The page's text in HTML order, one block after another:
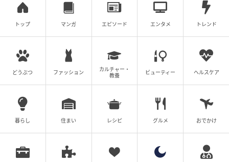
クリエイター情報
ベビーカレンダーは妊娠・出産・育児の情報サイト
です。みんなのクチコミや体験談から産婦人科検
索、おでかけ情報、離乳食レシピまで。月間利用者1
000万人以上。
の記事をもっとみる
トップ マンガ エピソード エンタメ トレンド
どうぶつ ファッション
カルチャー・
教養
ビューティー ヘルスケア
暮らし 住まい レシピ グルメ おでかけ